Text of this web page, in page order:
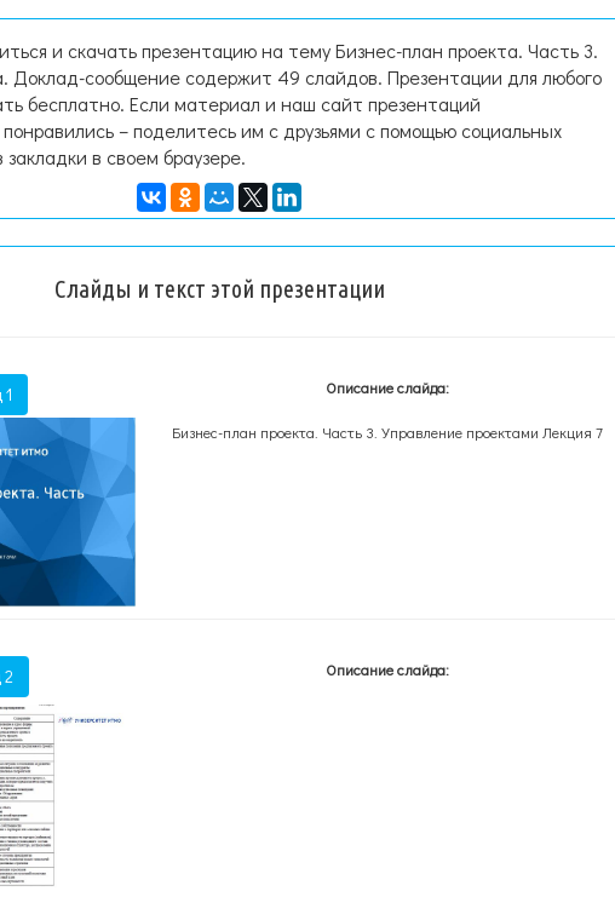
и скачать презентацию на тему Бизнес-план проекта. Часть 3.
сообщение содержит 49 слайдов. Презентации для любого
бесплатно. Если материал и наш сайт презентаций
– поделитесь им с друзьями с помощью социальных
в своем браузере.
Слайды и текст этой презентации
Описание слайда:
Бизнес-план проекта. Часть 3. Управление проектами Лекция 7
2 Описание слайда: